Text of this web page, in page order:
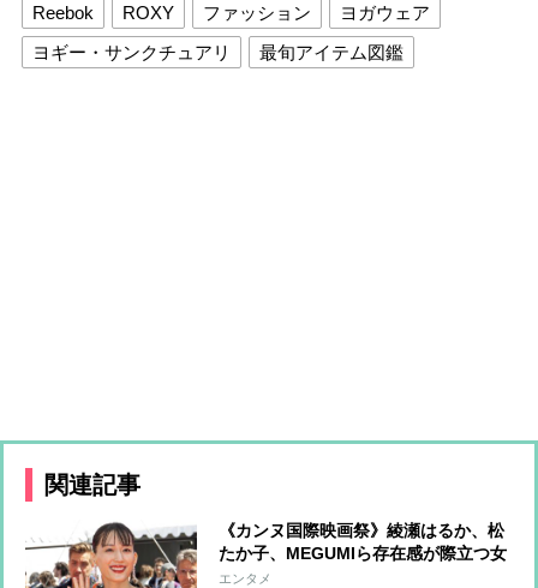
Reebok
ROXY ファッション
ヨガウェア
ヨギー・サンクチュアリ
最旬アイテム図鑑
関連記事
《カンヌ国際映画祭》綾瀬はるか、松
たか子、MEGUMIら存在感が際立つ女
優たちのファッションをチェック
エンタメ